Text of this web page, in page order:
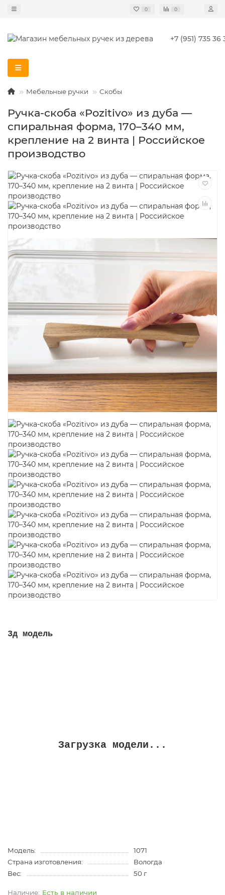
0 0
+7 (951) 735 36
Мебельные ручки Скобы
Ручка-скоба «Pozitivo» из дуба —
спиральная форма, 170–340 мм,
крепление на 2 винта | Российское
производство
3д модель
Загрузка модели...
Модель:
1071
Страна изготовления:
Вологда
Вес:
50 г
Есть в наличии